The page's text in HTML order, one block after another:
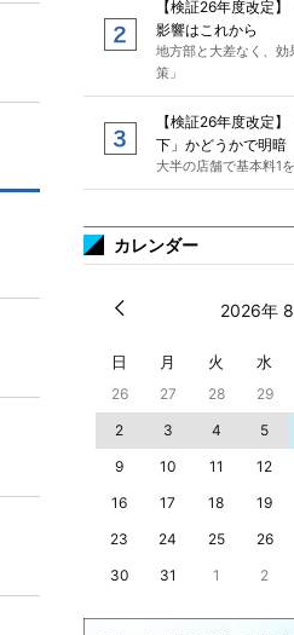
【検証26年度改定
影響はこれから
地方部と大差なく、
策」
【検証26年度改定
下」かどうかで明暗
大半の店舗で基本料1
カレンダー
2026年 8
日 月 火 水
26 27 28 29
2
3 4 5
9
10 11 12
16
17 18 19
23
24 25 26
30
31 1 2